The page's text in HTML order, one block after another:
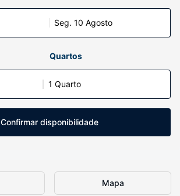
Seg. 10 Agosto
Quartos
1 Quarto
Confirmar disponibilidade
Mapa